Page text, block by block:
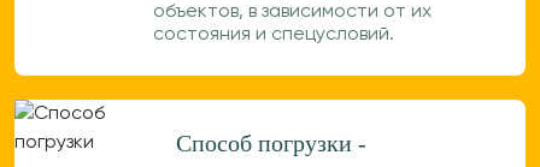
объектов, в зависимости от их
состояния и спецусловий.
Способ погрузки -